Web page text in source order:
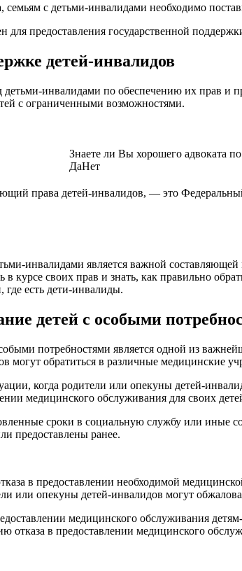
семьям с детьми-инвалидами необходимо
для предоставления государственной
детей-инвалидов
детьми-инвалидами по обеспечению их прав
с ограниченными возможностями.
Знаете ли Вы хорошего адвоката
ДаНет
права детей-инвалидов, — это
инвалидами является важной
курсе своих прав и знать, как правильно
где есть дети-инвалиды.
детей с особыми
потребностями является одной из
могут обратиться в различные медицинские
когда родители или опекуны детей-
медицинского обслуживания для своих
сроки в социальную службу или
предоставлены ранее.
в предоставлении необходимой
или опекуны детей-инвалидов могут
медицинского обслуживания
отказа в предоставлении медицинского